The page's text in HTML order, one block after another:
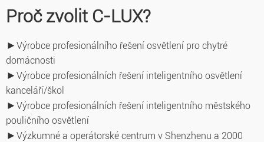
Proč zvolit C-LUX?
► Výrobce profesionálního řešení osvětlení pro chytré
domácnosti
► Výrobce profesionálních řešení inteligentního osvětlení
kanceláří/škol
► Výrobce profesionálních řešení inteligentního městského
pouličního osvětlení
► Výzkumné a operátorské centrum v Shenzhenu a 2000